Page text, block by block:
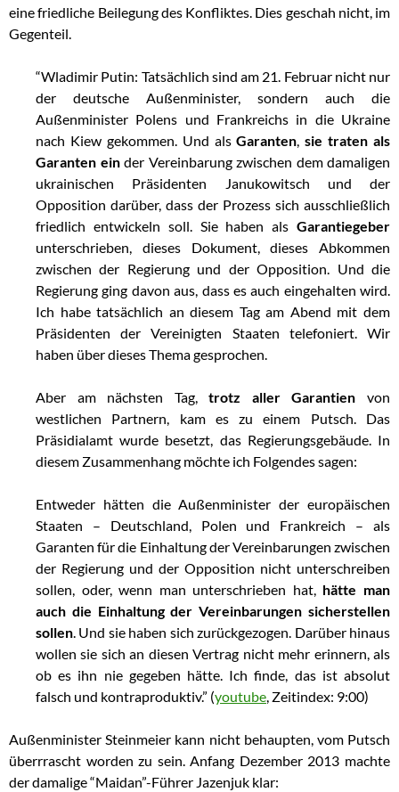
eine friedliche Beilegung des Konfliktes. Dies geschah nicht, im
Gegenteil.
“Wladimir Putin: Tatsächlich sind am 21. Februar nicht nur
der deutsche Außenminister, sondern auch die
Außenminister Polens und Frankreichs in die Ukraine
nach Kiew gekommen. Und alsGaranten, sie traten als
Garanten einder Vereinbarung zwischen dem damaligen
ukrainischen Präsidenten Janukowitsch und der
Opposition darüber, dass der Prozess sich ausschließlich
friedlich entwickeln soll. Sie haben als Garantiegeber
unterschrieben, dieses Dokument, dieses Abkommen
zwischen der Regierung und der Opposition. Und die
Regierung ging davon aus, dass es auch eingehalten wird.
Ich habe tatsächlich an diesem Tag am Abend mit dem
Präsidenten der Vereinigten Staaten telefoniert. Wir
haben über dieses Thema gesprochen.
Aber am nächsten Tag,trotz aller Garantien von
westlichen Partnern, kam es zu einem Putsch. Das
Präsidialamt wurde besetzt, das Regierungsgebäude. In
diesem Zusammenhang möchte ich Folgendes sagen:
Entweder hätten die Außenminister der europäischen
Staaten – Deutschland, Polen und Frankreich – als
Garanten für die Einhaltung der Vereinbarungen zwischen
der Regierung und der Opposition nicht unterschreiben
sollen, oder, wenn man unterschrieben hat, hätte man
auch die Einhaltung der Vereinbarungen sicherstellen
sollen. Und sie haben sich zurückgezogen. Darüber hinaus
wollen sie sich an diesen Vertrag nicht mehr erinnern, als
ob es ihn nie gegeben hätte. Ich finde, das ist absolut
falsch und kontraproduktiv.” (youtube, Zeitindex: 9:00)
Außenminister Steinmeier kann nicht behaupten, vom Putsch
überrrascht worden zu sein. Anfang Dezember 2013 machte
der damalige “Maidan”-Führer Jazenjuk klar: